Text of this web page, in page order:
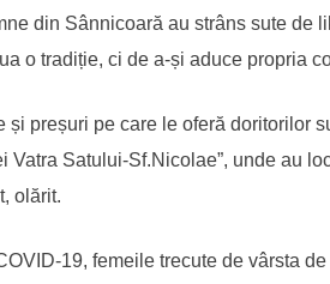
din Sânnicoară au strâns sute
o tradiție, ci de a-și aduce propria
preșuri pe care le oferă doritorilor
Satului-Sf.Nicolae”, unde au
olărit.
19, femeile trecute de vârsta